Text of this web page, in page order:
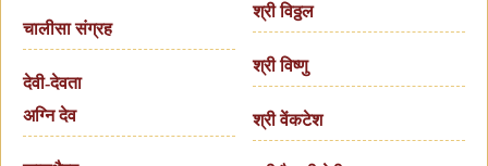
चालीसा संग्रह
देवी-देवता
अग्नि देव
श्री विठ्ठल
श्री विष्णु
श्री वेंकटेश